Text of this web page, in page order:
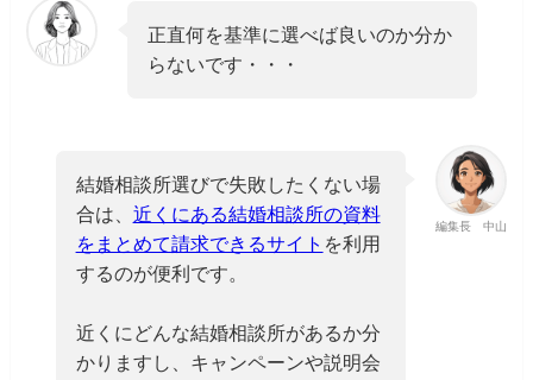
正直何を基準に選べば良いのか分か
らないです・・・
編集長 中山
結婚相談所選びで失敗したくない場
合は、 近くにある結婚相談所の資料
をまとめて請求できるサイト を利用
するのが便利です。
近くにどんな結婚相談所があるか分
かりますし、キャンペーンや説明会